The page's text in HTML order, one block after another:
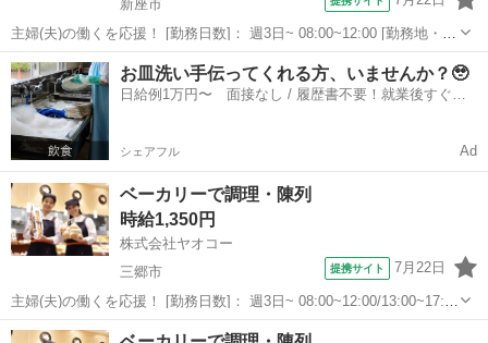
新座市
主婦(夫)の働くを応援！ [勤務日数]： 週3日~ 08:00~12:00 [勤務地・最
寄駅]： 埼玉県新座市栗原一丁目14番22号 ヤオコー 新座栗原店 ＜
株式会社ヤオコー＞ ひばりケ丘(東京都)駅徒歩18分 [職...
埼玉 新座市 パン
お皿洗い手伝ってくれる方、いませんか？🥹
日給例1万円〜 面接なし / 履歴書不要！就業後すぐに
シェアフル Ad
ベーカリーで調理・陳列
時給1,350円
株式会社ヤオコー
三郷市
提携サイト 7月22日
主婦(夫)の働くを応援！ [勤務日数]： 週3日~ 08:00~12:00/13:00~17:00
[勤務地・最寄駅]： 埼玉県三郷市中央1丁目4番地20 ヤオコー 三郷中
埼玉 三郷市